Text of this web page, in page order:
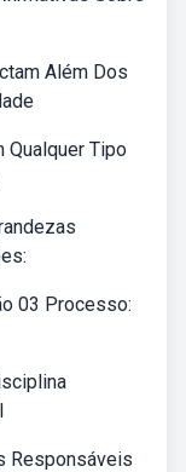
Além Dos
Qualquer Tipo
03 Processo:
Responsáveis